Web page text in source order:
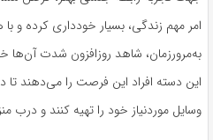
امر مهم زندگی، بسیار خودداری کرده و
به‌مرورزمان، شاهد روزافزون شدت آن‌ها
این دسته افراد این فرصت را می‌دهند
وسایل موردنیاز خود را تهیه کنند و درب